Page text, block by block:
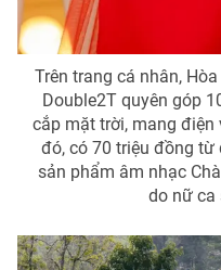
Photo
Video
VTV Money
Trên trang cá nhân,
Double2T quyên góp
cắp mặt trời, mang điện
đó, có 70 triệu đồng
sản phẩm âm nhạc
do nữ ca